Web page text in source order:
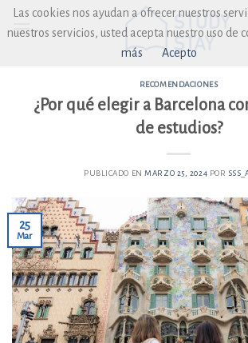
Skip
to
RECOMENDACIONES
¿Por qué elegir a Barcelona
de estudios?
PUBLICADO ENMARZO 25, 2024 POR
25
Mar
Las cookies nos ayudan a ofrecer nuestros
nuestros servicios, usted acepta nuestro uso de
más
Acepto